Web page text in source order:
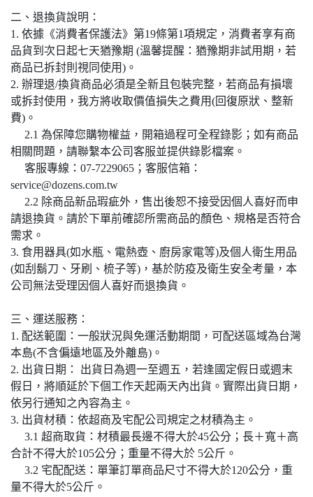
二、退換貨說明：
1. 依據《消費者保護法》第19條第1項規定，消費者享有商
品貨到次日起七天猶豫期 (溫馨提醒：猶豫期非試用期，若
商品已拆封則視同使用)。
2. 辦理退/換貨商品必須是全新且包裝完整，若商品有損壞
或拆封使用，我方將收取價值損失之費用(回復原狀、整新
費)。
2.1 為保障您購物權益，開箱過程可全程錄影；如有商品
相關問題，請聯繫本公司客服並提供錄影檔案。
客服專線：07-7229065；客服信箱：
service@dozens.com.tw
2.2 除商品新品瑕疵外，售出後恕不接受因個人喜好而申
請退換貨。請於下單前確認所需商品的顏色、規格是否符合
需求。
3. 食用器具(如水瓶、電熱壺、廚房家電等)及個人衛生用品
(如刮鬍刀、牙刷、梳子等)，基於防疫及衛生安全考量，本
公司無法受理因個人喜好而退換貨。
三、運送服務：
1. 配送範圍：一般狀況與免運活動期間，可配送區域為台灣
本島(不含偏遠地區及外離島)。
2. 出貨日期： 出貨日為週一至週五，若逢國定假日或週末
假日，將順延於下個工作天起兩天內出貨。實際出貨日期，
依另行通知之內容為主。
3. 出貨材積：依超商及宅配公司規定之材積為主。
3.1 超商取貨：材積最長邊不得大於45公分；長＋寬＋高
合計不得大於105公分；重量不得大於 5公斤。
3.2 宅配配送：單筆訂單商品尺寸不得大於120公分，重
量不得大於5公斤。